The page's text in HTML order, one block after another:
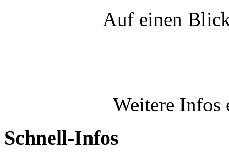
Auf einen
Weitere Infos
Schnell-Infos